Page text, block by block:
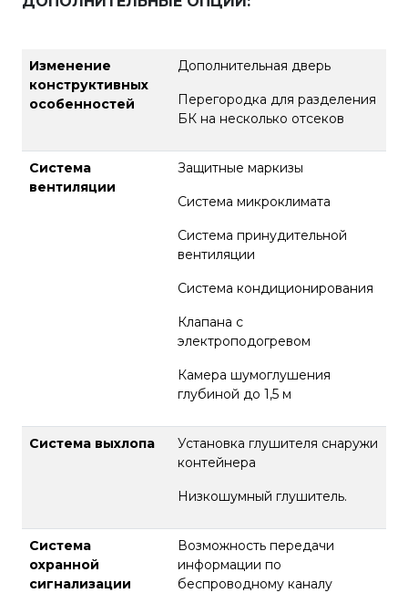
Изменение
конструктивных
особенностей
Дополнительная дверь
Перегородка для разделения
БК на несколько отсеков
Система
вентиляции
Защитные маркизы
Система микроклимата
Система принудительной
вентиляции
Система кондиционирования
Клапана с
электроподогревом
Камера шумоглушения
глубиной до 1,5 м
Система выхлопа
Установка глушителя снаружи
контейнера
Низкошумный глушитель.
Система
охранной
сигнализации
Возможность передачи
информации по
беспроводному каналу